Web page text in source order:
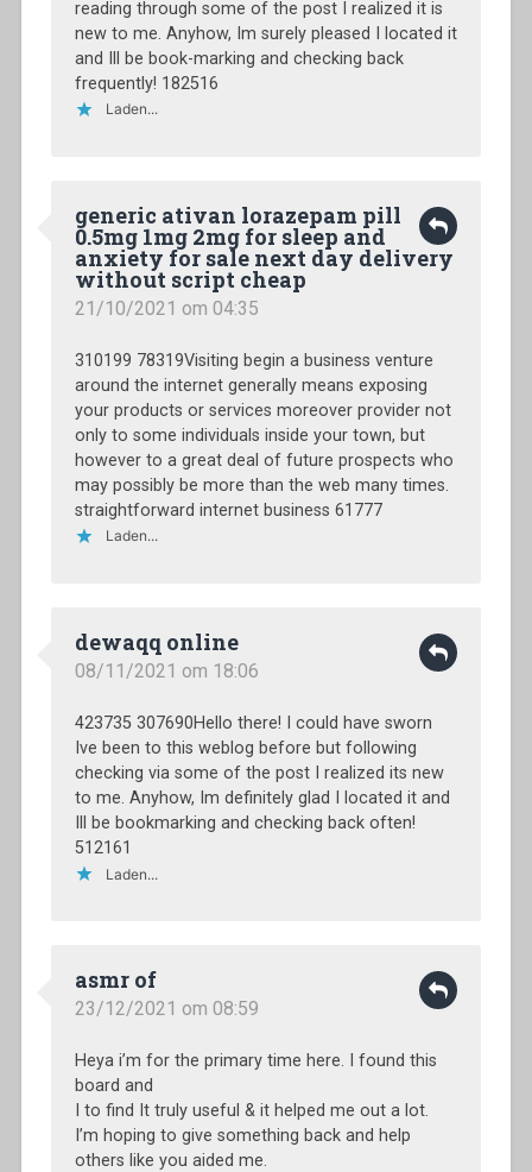
reading through some of the post I realized it is
new to me. Anyhow, Im surely pleased I located it
and Ill be book-marking and checking back
frequently! 182516
Laden...
generic ativan lorazepam pill
0.5mg 1mg 2mg for sleep and
anxiety for sale next day delivery
without script cheap
21/10/2021 om 04:35
310199 78319Visiting begin a business venture
around the internet generally means exposing
your products or services moreover provider not
only to some individuals inside your town, but
however to a great deal of future prospects who
may possibly be more than the web many times.
straightforward internet business 61777
Laden...
dewaqq online
08/11/2021 om 18:06
423735 307690Hello there! I could have sworn
Ive been to this weblog before but following
checking via some of the post I realized its new
to me. Anyhow, Im definitely glad I located it and
Ill be bookmarking and checking back often!
512161
Laden...
asmr of
23/12/2021 om 08:59
Heya i’m for the primary time here. I found this
board and
I to find It truly useful & it helped me out a lot.
I’m hoping to give something back and help
others like you aided me.